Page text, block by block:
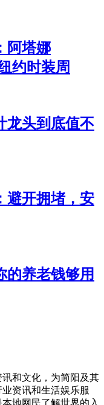
阿塔娜
约时装周
龙头到底值不
避开拥堵，安
的养老钱够用
和文化，为简阳及其
资讯和生活娱乐服
地网民了解世界的入